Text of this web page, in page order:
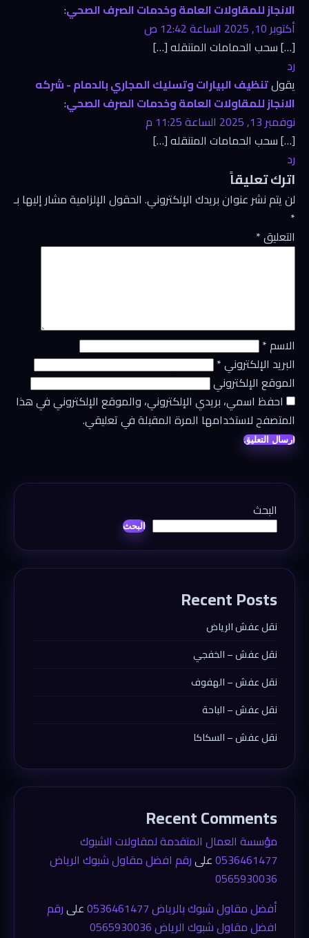
الانجاز للمقاولات العامة وخدمات الصرف الصحي:
أكتوبر 10, 2025 الساعة 12:42 ص
[…] سحب الحمامات المتنقله […]
رد
يقولتنظيف البيارات وتسليك المجاري بالدمام - شركه
الانجاز للمقاولات العامة وخدمات الصرف الصحي:
نوفمبر 13, 2025 الساعة 11:25 م
[…] سحب الحمامات المتنقله […]
رد
اترك تعليقاً
لن يتم نشر عنوان بريدك الإلكتروني. الحقول الإلزامية مشار إليها بـ
*
التعليق*
الاسم*
البريد الإلكتروني*
الموقع الإلكتروني
احفظ اسمي، بريدي الإلكتروني، والموقع الإلكتروني في هذا
المتصفح لاستخدامها المرة المقبلة في تعليقي.
البحث
البحث
Recent Posts
نقل عفش الرياض
نقل عفش – الخفجي
نقل عفش – الهفوف
نقل عفش – الباحة
نقل عفش – السكاكا
Recent Comments
مؤسسة العمال المتقدمة لمقاولات الشبوك
0536461477علىرقم افضل مقاول شبوك الرياض
0565930036
أفضل مقاول شبوك بالرياض 0536461477
علىرقم
افضل مقاول شبوك الرياض 0565930036